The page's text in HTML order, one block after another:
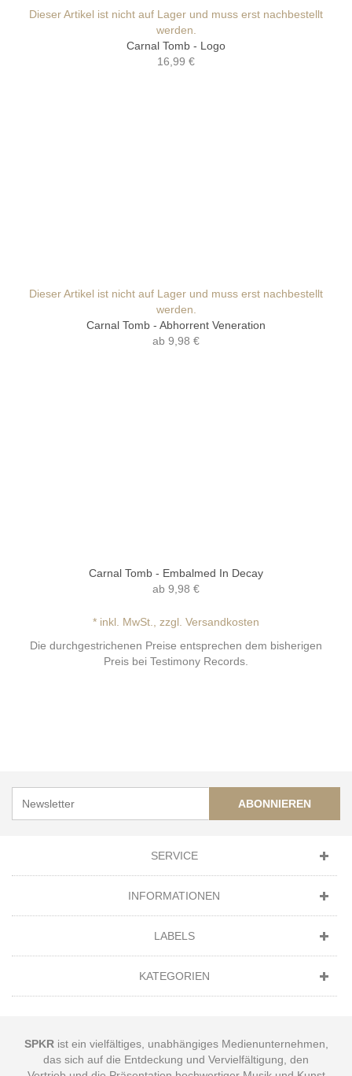
Dieser Artikel ist nicht auf Lager und muss erst nachbestellt
werden.
Carnal Tomb - Logo
16,99 €
Dieser Artikel ist nicht auf Lager und muss erst nachbestellt
werden.
Carnal Tomb - Abhorrent Veneration
ab 9,98 €
Carnal Tomb - Embalmed In Decay
ab 9,98 €
* inkl. MwSt., zzgl. Versandkosten
Die durchgestrichenen Preise entsprechen dem bisherigen
Preis bei Testimony Records.
ABONNIEREN
SERVICE
INFORMATIONEN
LABELS
KATEGORIEN
SPKRist ein vielfältiges, unabhängiges Medienunternehmen,
das sich auf die Entdeckung und Vervielfältigung, den